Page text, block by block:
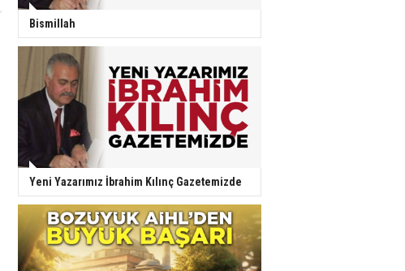
Bismillah
Yeni Yazarımız İbrahim Kılınç Gazetemizde